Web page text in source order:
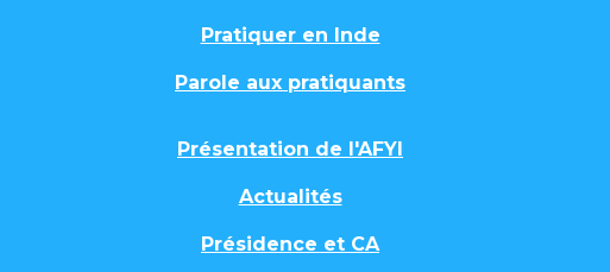
Pratiquer en Inde
Parole aux pratiquants
Présentation de l'AFYI
Actualités
Présidence et CA